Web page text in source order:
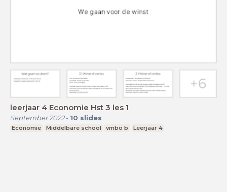
leerjaar 4 Economie Hst 3 les 1
September 2022- 10 slides
Economie Middelbare school vmbo b Leerjaar 4